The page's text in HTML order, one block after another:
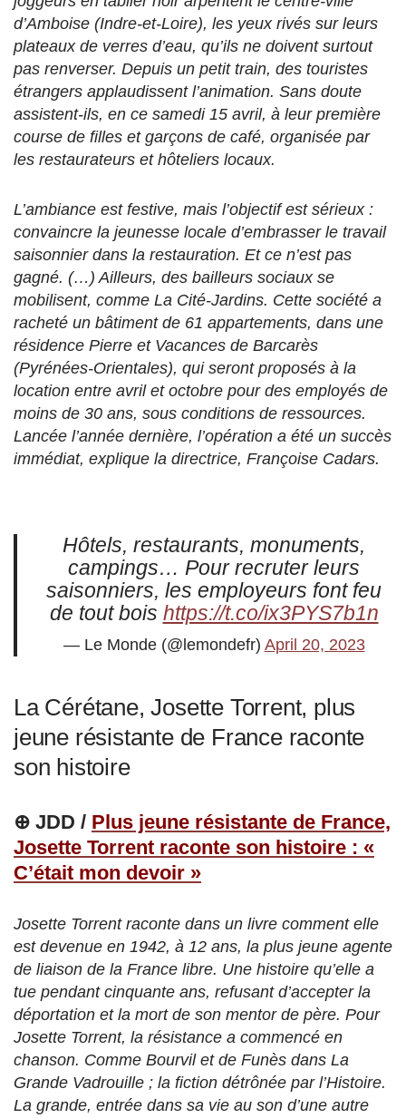
d’Amboise (Indre-et-Loire), les yeux rivés sur leurs
plateaux de verres d’eau, qu’ils ne doivent surtout
pas renverser. Depuis un petit train, des touristes
étrangers applaudissent l’animation. Sans doute
assistent-ils, en ce samedi 15 avril, à leur première
course de filles et garçons de café, organisée par
les restaurateurs et hôteliers locaux.
L’ambiance est festive, mais l’objectif est sérieux :
convaincre la jeunesse locale d’embrasser le travail
saisonnier dans la restauration. Et ce n’est pas
gagné. (…) Ailleurs, des bailleurs sociaux se
mobilisent, comme La Cité-Jardins. Cette société a
racheté un bâtiment de 61 appartements, dans une
résidence Pierre et Vacances de Barcarès
(Pyrénées-Orientales), qui seront proposés à la
location entre avril et octobre pour des employés de
moins de 30 ans, sous conditions de ressources.
Lancée l’année dernière, l’opération a été un succès
immédiat, explique la directrice, Françoise Cadars.
Hôtels, restaurants, monuments,
campings… Pour recruter leurs
saisonniers, les employeurs font feu
de tout bois https://t.co/ix3PYS7b1n
— Le Monde (@lemondefr) April 20, 2023
La Cérétane, Josette Torrent, plus
jeune résistante de France raconte
son histoire
⊕ JDD / Plus jeune résistante de France,
Josette Torrent raconte son histoire : «
C’était mon devoir »
Josette Torrent raconte dans un livre comment elle
est devenue en 1942, à 12 ans, la plus jeune agente
de liaison de la France libre​. Une histoire qu’elle a
tue pendant cinquante ans, refusant d’accepter la
déportation et la mort​ de son mentor de père. Pour
Josette Torrent, la résistance a commencé en
chanson. Comme Bourvil et de Funès dans La
Grande Vadrouille ; la fiction détrônée par l’Histoire.
La grande, entrée dans sa vie au son d’une autre